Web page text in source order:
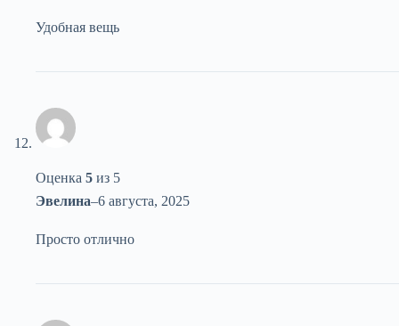
Удобная вещь
Оценка 5 из 5
Эвелина–6 августа, 2025
Просто отлично